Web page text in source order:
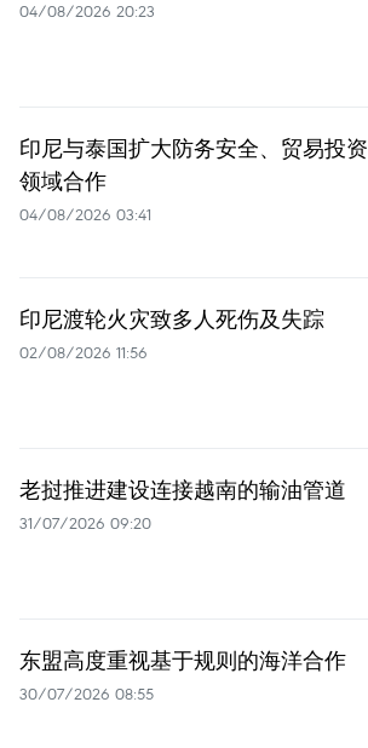
04/08/2026 20:23
印尼与泰国扩大防务安全、贸易投资
领域合作
04/08/2026 03:41
印尼渡轮火灾致多人死伤及失踪
02/08/2026 11:56
老挝推进建设连接越南的输油管道
31/07/2026 09:20
东盟高度重视基于规则的海洋合作
30/07/2026 08:55